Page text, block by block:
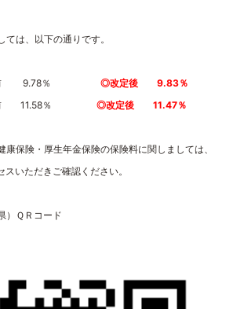
は、以下の通りです。
前 9.78％
◎改定後 9.83％
11.58％ ◎改定後 11.47％
保険・厚生年金保険の保険料に関しましては、
いただきご確認ください。
）ＱＲコード